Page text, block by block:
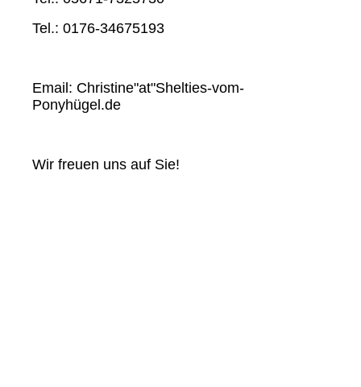
Tel.: 0176-34675193
Email: Christine"at"Shelties-vom-
Ponyhügel.de
Wir freuen uns auf Sie!